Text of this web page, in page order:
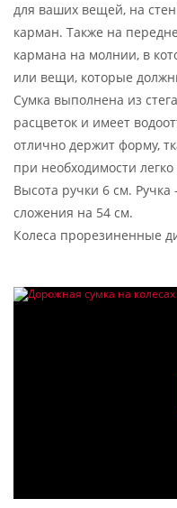
для ваших вещей, на
карман. Также на
кармана на молнии, в
или вещи, которые
Сумка выполнена из
расцветок и имеет
отлично держит форму,
при необходимости легко
Высота ручки 6 см. Ручка
сложения на 54 см.
Колеса прорезиненные